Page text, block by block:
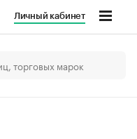
Личный кабинет